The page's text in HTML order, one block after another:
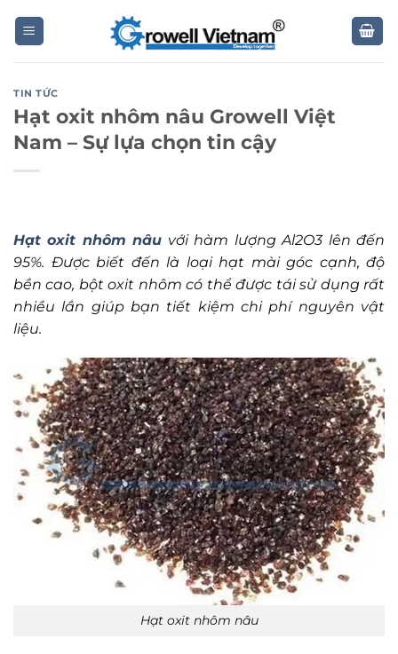
TIN TỨC
Hạt oxit nhôm nâu Growell Việt
Nam – Sự lựa chọn tin cậy
Hạt oxit nhôm nâu với hàm lượng Al2O3 lên đến
95%. Được biết đến là loại hạt mài góc cạnh, độ
bền cao, bột oxit nhôm có thể được tái sử dụng rất
nhiều lần giúp bạn tiết kiệm chi phí nguyên vật
liệu.
Hạt oxit nhôm nâu